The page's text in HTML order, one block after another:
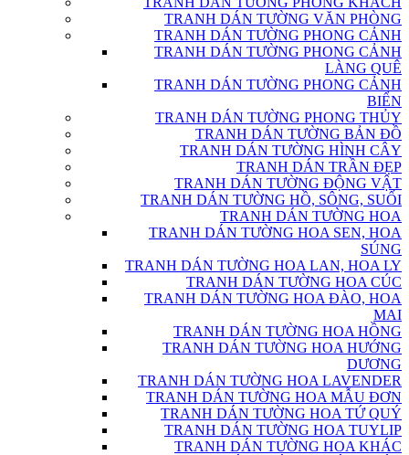
TRANH DÁN TƯỜNG VĂN PHÒNG
TRANH DÁN TƯỜNG PHONG CẢNH
TRANH DÁN TƯỜNG PHONG CẢNH
LÀNG QUÊ
TRANH DÁN TƯỜNG PHONG CẢNH
BIỂN
TRANH DÁN TƯỜNG PHONG THỦY
TRANH DÁN TƯỜNG BẢN ĐỒ
TRANH DÁN TƯỜNG HÌNH CÂY
TRANH DÁN TRẦN ĐẸP
TRANH DÁN TƯỜNG ĐỘNG VẬT
TRANH DÁN TƯỜNG HỒ, SÔNG, SUỐI
TRANH DÁN TƯỜNG HOA
TRANH DÁN TƯỜNG HOA SEN, HOA
SÚNG
TRANH DÁN TƯỜNG HOA LAN, HOA LY
TRANH DÁN TƯỜNG HOA CÚC
TRANH DÁN TƯỜNG HOA ĐÀO, HOA
MAI
TRANH DÁN TƯỜNG HOA HỒNG
TRANH DÁN TƯỜNG HOA HƯỚNG
DƯƠNG
TRANH DÁN TƯỜNG HOA LAVENDER
TRANH DÁN TƯỜNG HOA MẪU ĐƠN
TRANH DÁN TƯỜNG HOA TỨ QUÝ
TRANH DÁN TƯỜNG HOA TUYLIP
TRANH DÁN TƯỜNG HOA KHÁC